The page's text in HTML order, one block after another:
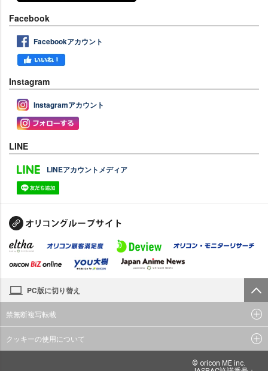
Facebook
Facebookアカウント
Instagram
Instagramアカウント
LINE
LINEアカウントメディア
PC版に切り替え
禁無断複写転載
クッキーの使用について
© oricon ME inc.